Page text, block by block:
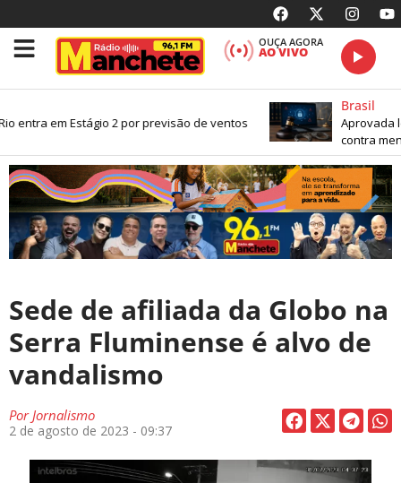
OUÇA AGORA
AO VIVO
entra em Estágio 2 por previsão de ventos
Brasil
Aprovada lei
contra
Sede de afiliada da Globo na
Serra Fluminense é alvo de
vandalismo
PorJornalismo
2 de agosto de 2023 - 09:37